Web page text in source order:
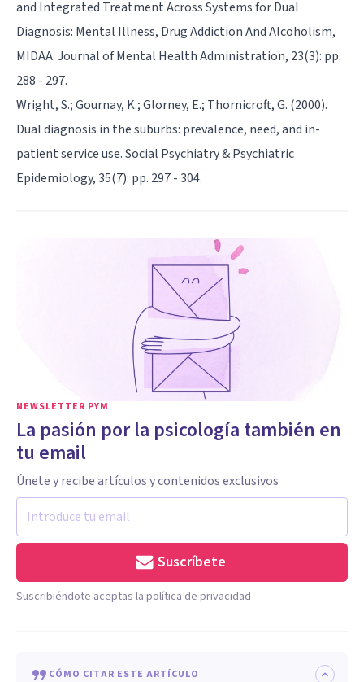
and Integrated Treatment Across Systems for Dual
Diagnosis: Mental Illness, Drug Addiction And Alcoholism,
MIDAA. Journal of Mental Health Administration, 23(3): pp.
288 - 297.
Wright, S.; Gournay, K.; Glorney, E.; Thornicroft, G. (2000).
Dual diagnosis in the suburbs: prevalence, need, and in-
patient service use. Social Psychiatry & Psychiatric
Epidemiology, 35(7): pp. 297 - 304.
NEWSLETTER PYM
La pasión por la psicología también en
tu email
Únete y recibe artículos y contenidos exclusivos
Suscríbete
Suscribiéndote aceptas la política de privacidad
CÓMO CITAR ESTE ARTÍCULO